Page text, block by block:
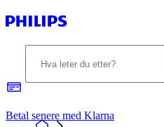
Betal senere med Klarna